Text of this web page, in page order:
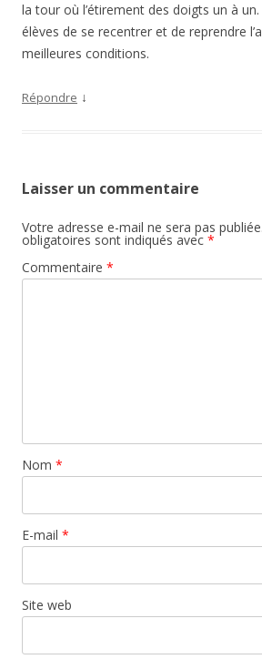
la tour où l’étirement des doigts un à
élèves de se recentrer et de reprendre
meilleures conditions.
Répondre ↓
Laisser un commentaire
Votre adresse e-mail ne sera pas publiée.
obligatoires sont indiqués avec *
Commentaire *
Nom *
E-mail *
Site web